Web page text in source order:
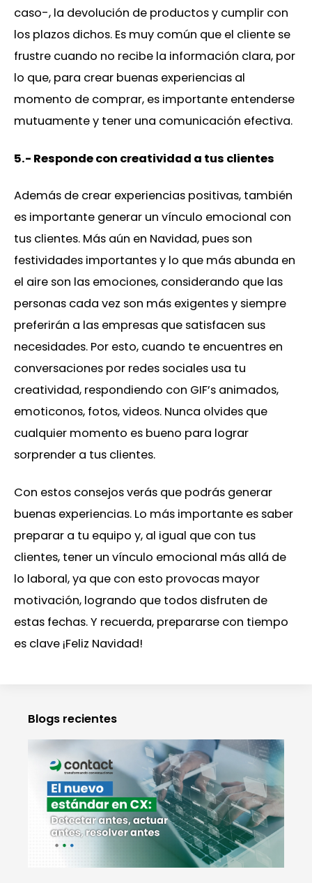
caso-, la devolución de productos y cumplir con
los plazos dichos. Es muy común que el cliente se
frustre cuando no recibe la información clara, por
lo que, para crear buenas experiencias al
momento de comprar, es importante entenderse
mutuamente y tener una comunicación efectiva.
5.- Responde con creatividad a tus clientes
Además de crear experiencias positivas, también
es importante generar un vínculo emocional con
tus clientes. Más aún en Navidad, pues son
festividades importantes y lo que más abunda en
el aire son las emociones, considerando que las
personas cada vez son más exigentes y siempre
preferirán a las empresas que satisfacen sus
necesidades. Por esto, cuando te encuentres en
conversaciones por redes sociales usa tu
creatividad, respondiendo con GIF’s animados,
emoticonos, fotos, videos. Nunca olvides que
cualquier momento es bueno para lograr
sorprender a tus clientes.
Con estos consejos verás que podrás generar
buenas experiencias. Lo más importante es saber
preparar a tu equipo y, al igual que con tus
clientes, tener un vínculo emocional más allá de
lo laboral, ya que con esto provocas mayor
motivación, logrando que todos disfruten de
estas fechas. Y recuerda, prepararse con tiempo
es clave ¡Feliz Navidad!
Blogs recientes